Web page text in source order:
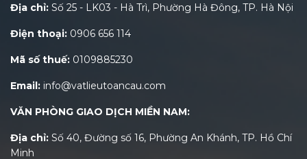
Địa chỉ: Số 25 - LK03 - Hà Trì, Phường Hà Đông, TP. Hà Nội
Điện thoại: 0906 656 114
Mã số thuế: 0109885230
Email: info@vatlieutoancau.com
VĂN PHÒNG GIAO DỊCH MIỀN NAM:
Địa chỉ: Số 40, Đường số 16, Phường An Khánh, TP. Hồ Chí
Minh